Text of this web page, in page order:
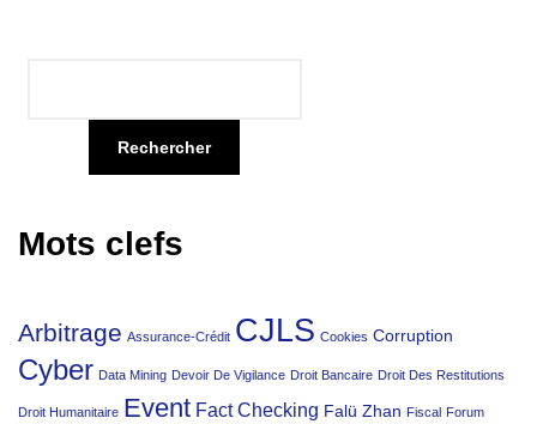
Rechercher
Mots clefs
Arbitrage Assurance-Crédit CJLS Cookies Corruption
Cyber Data Mining Devoir De Vigilance Droit Bancaire Droit Des Restitutions
Droit Humanitaire Event Fact Checking Falü Zhan Fiscal Forum